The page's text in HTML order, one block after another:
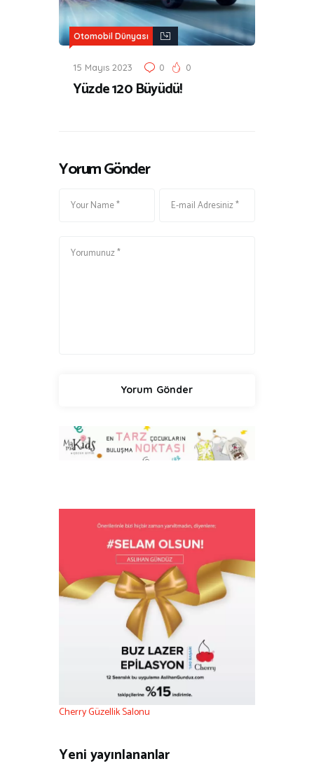
Otomobil Dünyası
15 Mayıs 2023 0 0
Yüzde 120 Büyüdü!
Yorum Gönder
Cherry Güzellik Salonu
Yeni yayınlananlar